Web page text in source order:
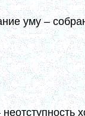
уму –
есть
(10,